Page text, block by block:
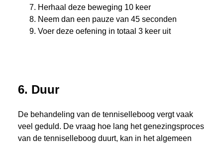
Herhaal deze beweging 10 keer
Neem dan een pauze van 45 seconden
Voer deze oefening in totaal 3 keer uit
6. Duur
De behandeling van de tenniselleboog vergt vaak
veel geduld. De vraag hoe lang het genezingsproces
van de tenniselleboog duurt, kan in het algemeen